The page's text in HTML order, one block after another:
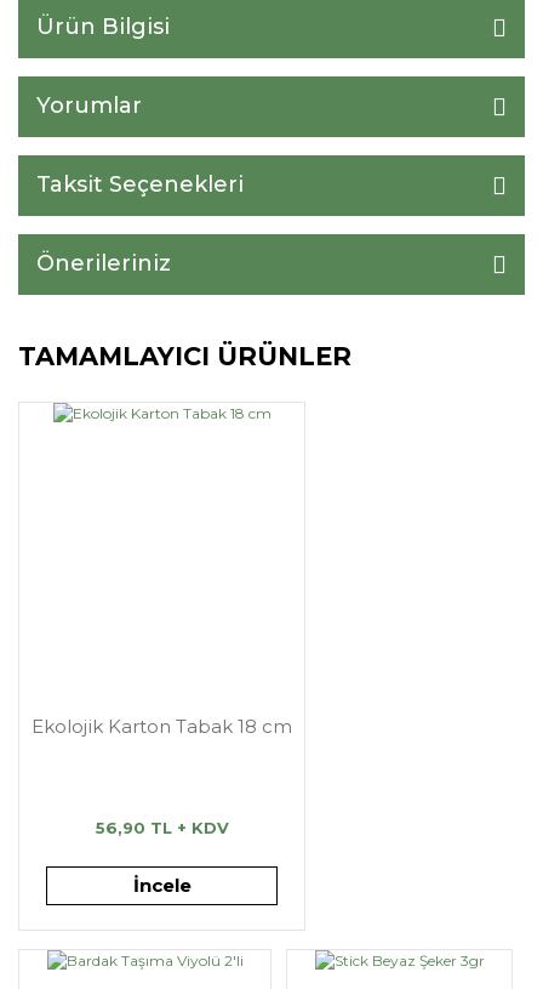
Ürün Bilgisi
Yorumlar
Taksit Seçenekleri
Önerileriniz
TAMAMLAYICI ÜRÜNLER
Ekolojik Karton Tabak 18 cm
56,90 TL + KDV
İncele